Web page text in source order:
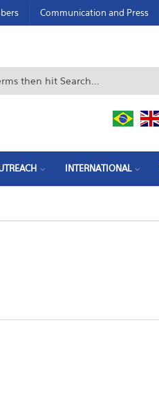
Communication and Press
form
INTERNATIONAL